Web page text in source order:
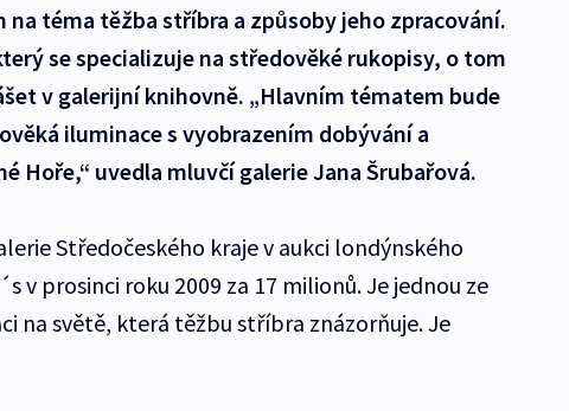
téma těžba stříbra a způsoby jeho zpracování.
se specializuje na středověké rukopisy, o tom
v galerijní knihovně. „Hlavním tématem bude
iluminace s vyobrazením dobývání a
Hoře,“ uvedla mluvčí galerie Jana Šrubařová.
Středočeského kraje v aukci londýnského
v prosinci roku 2009 za 17 milionů. Je jednou ze
na světě, která těžbu stříbra znázorňuje. Je